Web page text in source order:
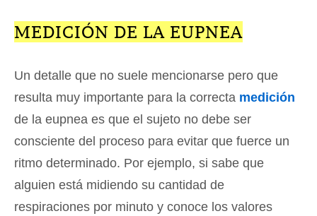
MEDICIÓN DE LA EUPNEA
Un detalle que no suele mencionarse pero que
resulta muy importante para la correcta medición
de la eupnea es que el sujeto no debe ser
consciente del proceso para evitar que fuerce un
ritmo determinado. Por ejemplo, si sabe que
alguien está midiendo su cantidad de
respiraciones por minuto y conoce los valores